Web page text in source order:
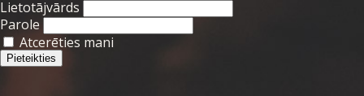
Lietotājvārds
Parole
Atcerēties mani